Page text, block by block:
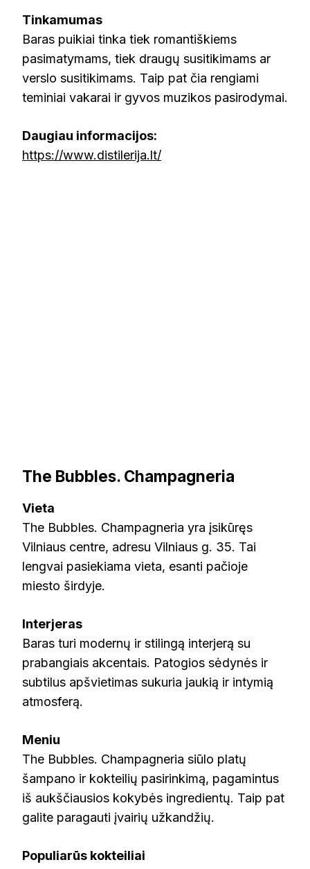
Tinkamumas
Baras puikiai tinka tiek romantiškiems
pasimatymams, tiek draugų susitikimams ar
verslo susitikimams. Taip pat čia rengiami
teminiai vakarai ir gyvos muzikos pasirodymai.
Daugiau informacijos:
https://www.distilerija.lt/
The Bubbles. Champagneria
Vieta
The Bubbles. Champagneria yra įsikūręs
Vilniaus centre, adresu Vilniaus g. 35. Tai
lengvai pasiekiama vieta, esanti pačioje
miesto širdyje.
Interjeras
Baras turi modernų ir stilingą interjerą su
prabangiais akcentais. Patogios sėdynės ir
subtilus apšvietimas sukuria jaukią ir intymią
atmosferą.
Meniu
The Bubbles. Champagneria siūlo platų
šampano ir kokteilių pasirinkimą, pagamintus
iš aukščiausios kokybės ingredientų. Taip pat
galite paragauti įvairių užkandžių.
Populiarūs kokteiliai